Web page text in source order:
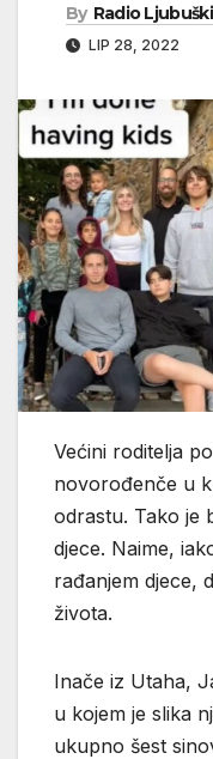
By Radio Ljubuški
LIP 28, 2022
Većini roditelja
novorođenče u
odrastu. Tako je
djece. Naime,
rađanjem djece,
života.
Inače iz Utaha,
u kojem je slika
ukupno šest